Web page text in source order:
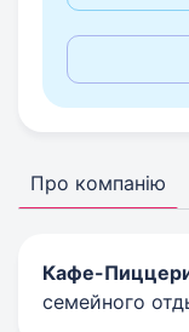
Про компанію
Кафе-
семейного